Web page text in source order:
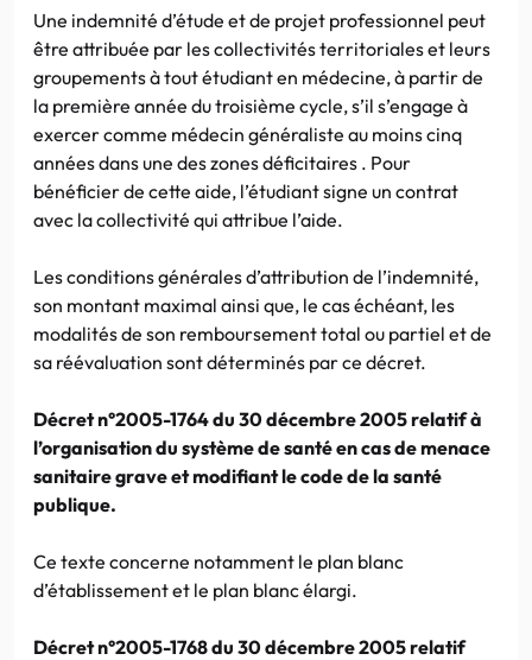
Une indemnité d’étude et de projet professionnel peut
être attribuée par les collectivités territoriales et leurs
groupements à tout étudiant en médecine, à partir de
la première année du troisième cycle, s’il s’engage à
exercer comme médecin généraliste au moins cinq
années dans une des zones déficitaires . Pour
bénéficier de cette aide, l’étudiant signe un contrat
avec la collectivité qui attribue l’aide.
Les conditions générales d’attribution de l’indemnité,
son montant maximal ainsi que, le cas échéant, les
modalités de son remboursement total ou partiel et de
sa réévaluation sont déterminés par ce décret.
Décret n°2005-1764 du 30 décembre 2005 relatif à
l’organisation du système de santé en cas de menace
sanitaire grave et modifiant le code de la santé
publique.
Ce texte concerne notamment le plan blanc
d’établissement et le plan blanc élargi.
Décret n°2005-1768 du 30 décembre 2005 relatif